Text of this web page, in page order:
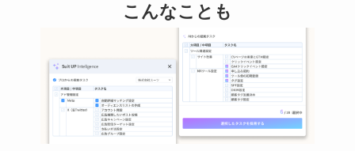
こんなことも